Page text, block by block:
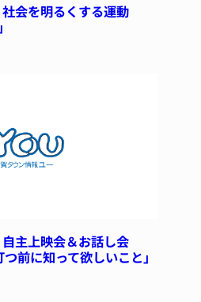
会を明るくする運動
主上映会＆お話し会
前に知って欲しいこと」